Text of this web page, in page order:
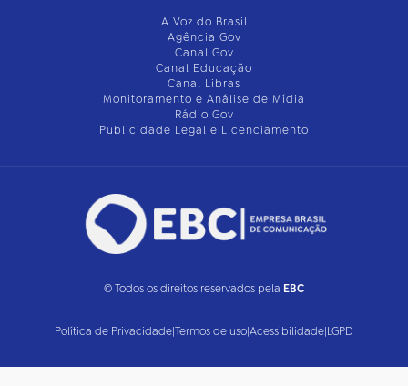
A Voz do Brasil
Agência Gov
Canal Gov
Canal Educação
Canal Libras
Monitoramento e Análise de Mídia
Rádio Gov
Publicidade Legal e Licenciamento
© Todos os direitos reservados pela EBC
Política de Privacidade|Termos de uso|Acessibilidade|LGPD